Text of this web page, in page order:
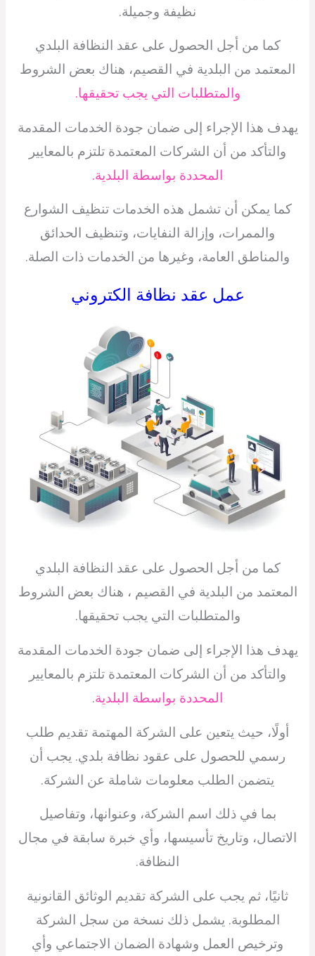
نظيفة وجميلة.
كما من أجل الحصول على عقد النظافة البلدي
المعتمد من البلدية في القصيم، هناك بعض الشروط
والمتطلبات التي يجب تحقيقها.
يهدف هذا الإجراء إلى ضمان جودة الخدمات المقدمة
والتأكد من أن الشركات المعتمدة تلتزم بالمعايير
المحددة بواسطة البلدية.
كما يمكن أن تشمل هذه الخدمات تنظيف الشوارع
والممرات، وإزالة النفايات، وتنظيف الحدائق
والمناطق العامة، وغيرها من الخدمات ذات الصلة.
عمل عقد نظافة الكتروني
كما من أجل الحصول على عقد النظافة البلدي
المعتمد من البلدية في القصيم ، هناك بعض الشروط
والمتطلبات التي يجب تحقيقها.
يهدف هذا الإجراء إلى ضمان جودة الخدمات المقدمة
والتأكد من أن الشركات المعتمدة تلتزم بالمعايير
المحددة بواسطة البلدية.
أولًا، حيث يتعين على الشركة المهتمة تقديم طلب
رسمي للحصول على عقود نظافة بلدي. يجب أن
يتضمن الطلب معلومات شاملة عن الشركة.
بما في ذلك اسم الشركة، وعنوانها، وتفاصيل
الاتصال، وتاريخ تأسيسها، وأي خبرة سابقة في مجال
النظافة.
ثانيًا، ثم يجب على الشركة تقديم الوثائق القانونية
المطلوبة. يشمل ذلك نسخة من سجل الشركة
وترخيص العمل وشهادة الضمان الاجتماعي وأي